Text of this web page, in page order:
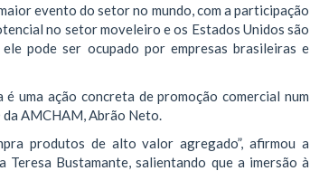
evento do setor no mundo, com a participação
no setor moveleiro e os Estados Unidos são
pode ser ocupado por empresas brasileiras e
uma ação concreta de promoção comercial num
AMCHAM, Abrão Neto.
produtos de alto valor agregado”, afirmou a
Bustamante, salientando que a imersão à